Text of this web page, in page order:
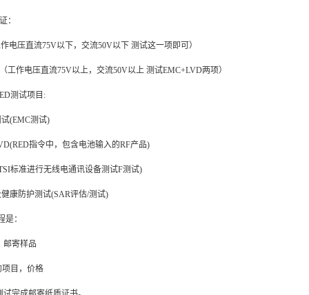
：
电压直流75V以下，交流50V以下 测试这一项即可）
工作电压直流75V以上，交流50V以上 测试EMC+LVD两项）
测试项目:
(EMC测试)
指令中，包含电池输入的RF产品)
标准进行无线电通讯设备测试F测试)
康防护测试(SAR评估/测试)
是：
邮寄样品
项目，价格